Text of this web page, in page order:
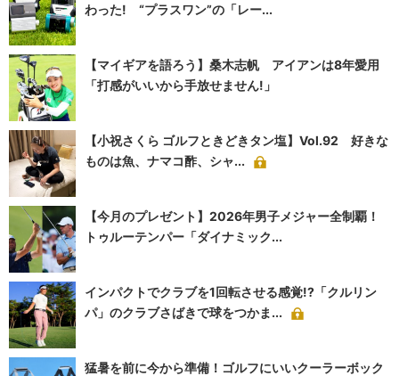
わった! “プラスワン”の「レー...
【マイギアを語ろう】桑木志帆 アイアンは8年愛用
「打感がいいから手放せません!」
【小祝さくら ゴルフときどきタン塩】Vol.92 好きな
ものは魚、ナマコ酢、シャ...
【今月のプレゼント】2026年男子メジャー全制覇！
トゥルーテンパー「ダイナミック...
インパクトでクラブを1回転させる感覚!?「クルリン
パ」のクラブさばきで球をつかま...
猛暑を前に今から準備！ゴルフにいいクーラーボック